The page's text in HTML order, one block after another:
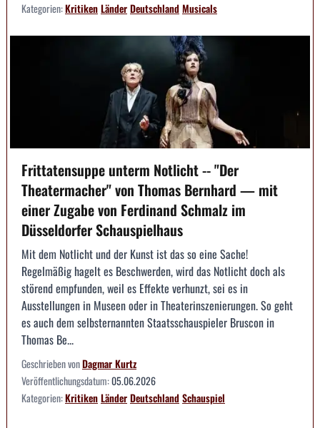
Kategorien:KritikenLänderDeutschlandMusicals
Frittatensuppe unterm Notlicht -- "Der
Theatermacher" von Thomas Bernhard — mit
einer Zugabe von Ferdinand Schmalz im
Düsseldorfer Schauspielhaus
Mit dem Notlicht und der Kunst ist das so eine Sache!
Regelmäßig hagelt es Beschwerden, wird das Notlicht doch als
störend empfunden, weil es Effekte verhunzt, sei es in
Ausstellungen in Museen oder in Theaterinszenierungen. So geht
es auch dem selbsternannten Staatsschauspieler Bruscon in
Thomas Be...
Geschrieben vonDagmar Kurtz
Veröffentlichungsdatum:05.06.2026
Kategorien:KritikenLänderDeutschlandSchauspiel